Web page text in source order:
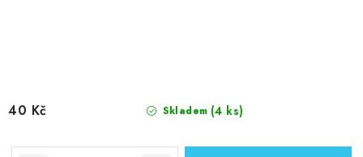
Skladem (4 ks)
40 Kč